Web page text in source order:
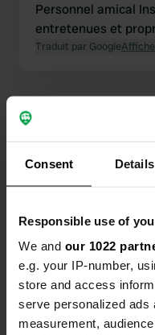
Consent Details
Responsible use of
We and our 1022
e.g. your IP-number,
store and access
serve personalized ads
measurement,
Personnel amical
entretenues et
Traduit par Google
Contact
Rue du Bois 38
56450, Surzur,
Coordonnées
47° 35' 16" N 2°